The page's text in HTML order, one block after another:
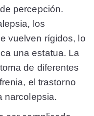
percepción.
los
vuelven rígidos, lo
una estatua. La
de diferentes
el trastorno
narcolepsia.